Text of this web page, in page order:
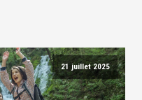
21 juillet 2025